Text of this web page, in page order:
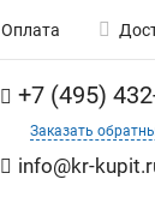
Оплата
+7 (495)
Заказать
info@kr-